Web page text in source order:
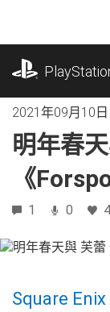
內
2021年09月10日
明年春
《
1 0 4
Square